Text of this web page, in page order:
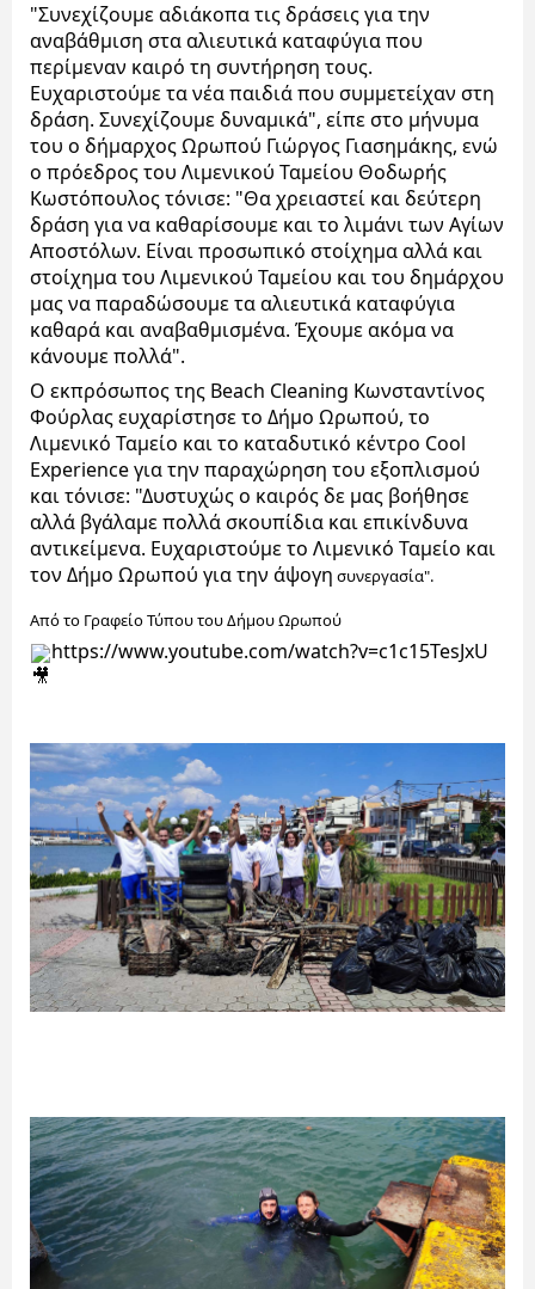
"Συνεχίζουμε αδιάκοπα τις δράσεις για την
αναβάθμιση στα αλιευτικά καταφύγια που
περίμεναν καιρό τη συντήρηση τους.
Ευχαριστούμε τα νέα παιδιά που συμμετείχαν στη
δράση. Συνεχίζουμε δυναμικά", είπε στο μήνυμα
του ο δήμαρχος Ωρωπού Γιώργος Γιασημάκης, ενώ
ο πρόεδρος του Λιμενικού Ταμείου Θοδωρής
Κωστόπουλος τόνισε: "Θα χρειαστεί και δεύτερη
δράση για να καθαρίσουμε και το λιμάνι των Αγίων
Αποστόλων. Είναι προσωπικό στοίχημα αλλά και
στοίχημα του Λιμενικού Ταμείου και του δημάρχου
μας να παραδώσουμε τα αλιευτικά καταφύγια
καθαρά και αναβαθμισμένα. Έχουμε ακόμα να
κάνουμε πολλά".
Ο εκπρόσωπος της Beach Cleaning Κωνσταντίνος
Φούρλας ευχαρίστησε το Δήμο Ωρωπού, το
Λιμενικό Ταμείο και το καταδυτικό κέντρο Cool
Experience για την παραχώρηση του εξοπλισμού
και τόνισε: "Δυστυχώς ο καιρός δε μας βοήθησε
αλλά βγάλαμε πολλά σκουπίδια και επικίνδυνα
αντικείμενα. Ευχαριστούμε το Λιμενικό Ταμείο και
τον Δήμο Ωρωπού για την άψογη συνεργασία".
Από το Γραφείο Τύπου του Δήμου Ωρωπού
https://www.youtube.com/watch?v=c1c15TesJxU